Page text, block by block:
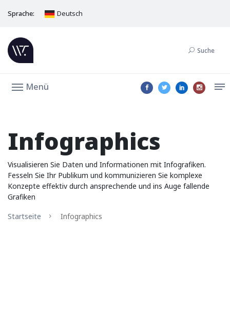
Sprache: Deutsch
Suche
Menü
Infographics
Visualisieren Sie Daten und Informationen mit Infografiken.
Fesseln Sie Ihr Publikum und kommunizieren Sie komplexe
Konzepte effektiv durch ansprechende und ins Auge fallende
Grafiken
Startseite
Infographics